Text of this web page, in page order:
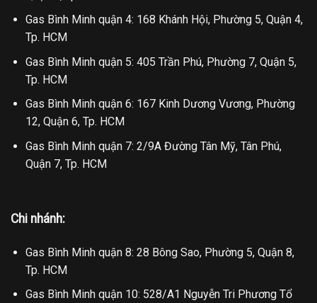
Gas Bình Minh quận 4: 168 Khánh Hội, Phường 5, Quận 4,
Tp. HCM
Gas Bình Minh quận 5: 405 Trần Phú, Phường 7, Quận 5,
Tp. HCM
Gas Bình Minh quận 6: 167 Kinh Dương Vương, Phường
12, Quận 6, Tp. HCM
Gas Bình Minh quận 7: 2/9A Đường Tân Mỹ, Tân Phú,
Quận 7, Tp. HCM
Chi nhánh:
Gas Bình Minh quận 8: 28 Bông Sao, Phường 5, Quận 8,
Tp. HCM
Gas Bình Minh quận 10: 528/A1 Nguyễn Tri Phương Tổ